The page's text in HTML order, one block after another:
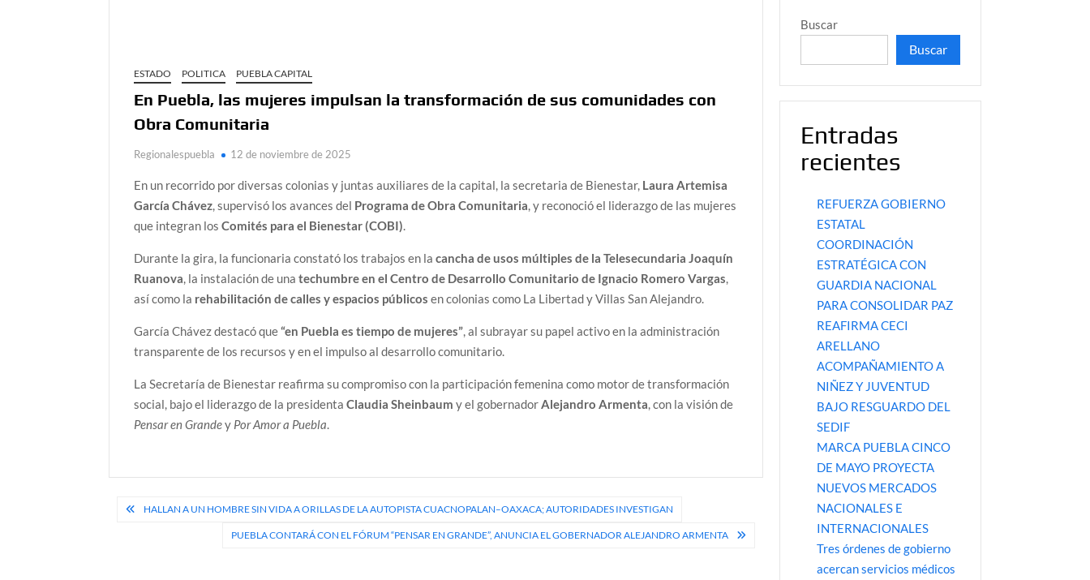
ESTADO POLITICA PUEBLA CAPITAL
En Puebla, las mujeres impulsan la transformación de sus comunidades con
Obra Comunitaria
Regionalespuebla 12 de noviembre de 2025
En un recorrido por diversas colonias y juntas auxiliares de la capital, la secretaria de Bienestar, Laura Artemisa
García Chávez, supervisó los avances del Programa de Obra Comunitaria, y reconoció el liderazgo de las mujeres
que integran losComités para el Bienestar (COBI).
Durante la gira, la funcionaria constató los trabajos en lacancha de usos múltiples de la Telesecundaria Joaquín
Ruanova, la instalación de unatechumbre en el Centro de Desarrollo Comunitario de Ignacio Romero Vargas,
así como la rehabilitación de calles y espacios públicos en colonias como La Libertad y Villas San Alejandro.
García Chávez destacó que“en Puebla es tiempo de mujeres”, al subrayar su papel activo en la administración
transparente de los recursos y en el impulso al desarrollo comunitario.
La Secretaría de Bienestar reafirma su compromiso con la participación femenina como motor de transformación
social, bajo el liderazgo de la presidentaClaudia Sheinbaum y el gobernadorAlejandro Armenta, con la visión de
Pensar en Grandey Por Amor a Puebla.
Navegación
HALLAN A UN HOMBRE SIN VIDA A ORILLAS DE LA AUTOPISTA CUACNOPALAN–OAXACA; AUTORIDADES INVESTIGAN
PUEBLA CONTARÁ CON EL FÓRUM “PENSAR EN GRANDE”, ANUNCIA EL GOBERNADOR ALEJANDRO ARMENTA
Buscar
Buscar
Entradas
recientes
REFUERZA GOBIERNO
ESTATAL
COORDINACIÓN
ESTRATÉGICA CON
GUARDIA NACIONAL
PARA CONSOLIDAR PAZ
REAFIRMA CECI
ARELLANO
ACOMPAÑAMIENTO A
NIÑEZ Y JUVENTUD
BAJO RESGUARDO DEL
SEDIF
MARCA PUEBLA CINCO
DE MAYO PROYECTA
NUEVOS MERCADOS
NACIONALES E
INTERNACIONALES
Tres órdenes de gobierno
acercan servicios médicos